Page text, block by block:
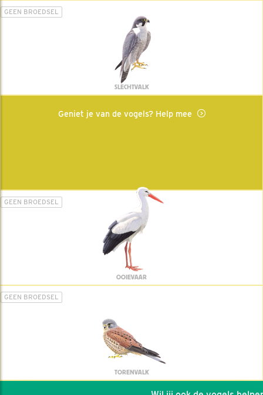
GEEN BROEDSEL
SLECHTVALK
Geniet je van de vogels? Help mee
GEEN BROEDSEL
OOIEVAAR
GEEN BROEDSEL
TORENVALK